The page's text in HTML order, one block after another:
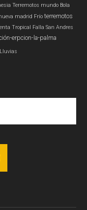
Terremotos mundo Bola
madrid Frío terremotos
Tropical Falla San Andres
erpcion-la-palma
Lluvias